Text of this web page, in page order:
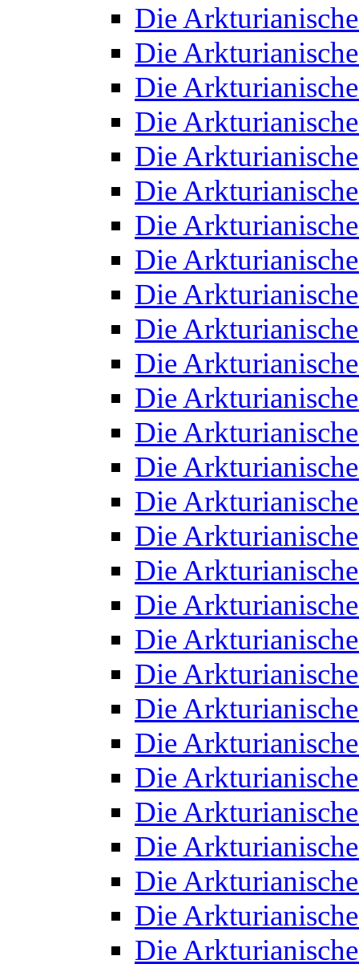
Die
Die
Die
Die
Die
Die
Die
Die
Die
Die
Die
Die
Die
Die
Die
Die
Die
Die
Die
Die
Die
Die
Die
Die
Die
Die
Die
Die